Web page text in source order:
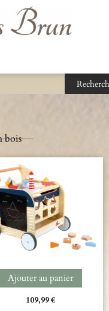
bois
Ajouter au panier
109,99€